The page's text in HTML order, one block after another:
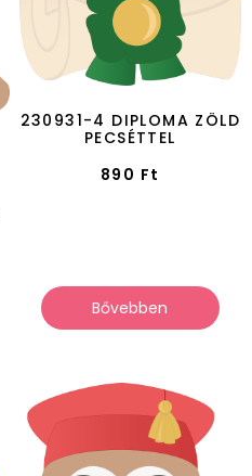
230931-4 DIPLOMA ZÖLD
PECSÉTTEL
890 Ft
Bővebben